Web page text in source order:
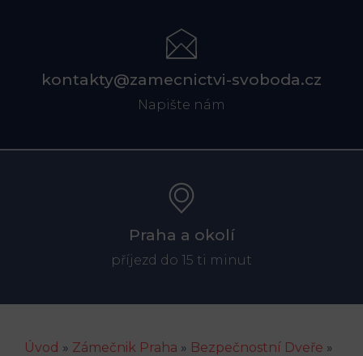
kontakty@zamecnictvi-svoboda.cz
Napište nám
Praha a okolí
příjezd do 15 ti minut
Úvod » Zámečnik Praha » Bezpečnostní Dveře »